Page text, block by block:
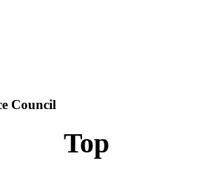
Council
Top